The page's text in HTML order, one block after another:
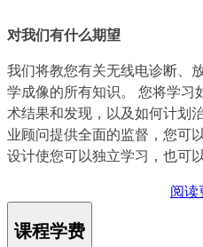
对我们有什么期望
我们将教您有关无线电诊断、
学成像的所有知识。 您将学习
术结果和发现，以及如何计划
业顾问提供全面的监督，您可
设计使您可以独立学习，也可
阅读
课程学费